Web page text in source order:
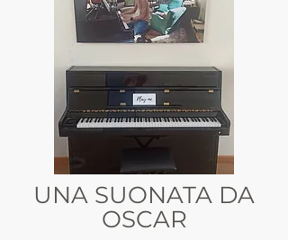
UNA SUONATA DA
OSCAR